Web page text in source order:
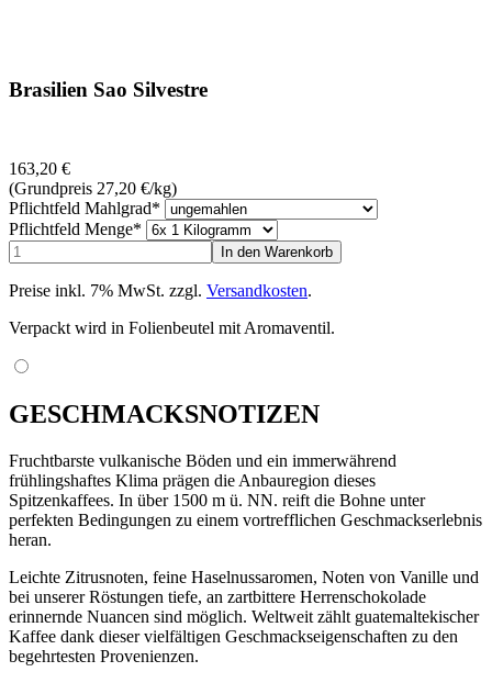
Brasilien Sao Silvestre
163,20 €
(Grundpreis 27,20 €/kg)
Pflichtfeld Mahlgrad*
Pflichtfeld Menge*
Preise inkl. 7% MwSt. zzgl. Versandkosten.
Verpackt wird in Folienbeutel mit Aromaventil.
GESCHMACKSNOTIZEN
Fruchtbarste vulkanische Böden und ein immerwährend
frühlingshaftes Klima prägen die Anbauregion dieses
Spitzenkaffees. In über 1500 m ü. NN. reift die Bohne unter
perfekten Bedingungen zu einem vortrefflichen Geschmackserlebnis
heran.
Leichte Zitrusnoten, feine Haselnussaromen, Noten von Vanille und
bei unserer Röstungen tiefe, an zartbittere Herrenschokolade
erinnernde Nuancen sind möglich. Weltweit zählt guatemaltekischer
Kaffee dank dieser vielfältigen Geschmackseigenschaften zu den
begehrtesten Provenienzen.